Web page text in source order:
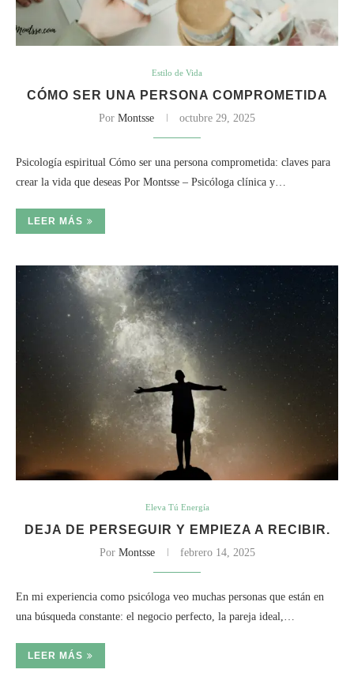
Estilo de Vida
CÓMO SER UNA PERSONA COMPROMETIDA
Por Montsse octubre 29, 2025
Psicología espiritual Cómo ser una persona comprometida: claves para
crear la vida que deseas Por Montsse – Psicóloga clínica y…
LEER MÁS
Eleva Tú Energía
DEJA DE PERSEGUIR Y EMPIEZA A RECIBIR.
Por Montsse febrero 14, 2025
En mi experiencia como psicóloga veo muchas personas que están en
una búsqueda constante: el negocio perfecto, la pareja ideal,…
LEER MÁS